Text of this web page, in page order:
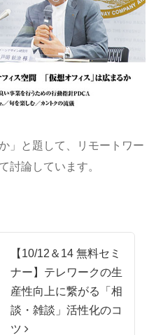
」と題して、リモートワー
討論しています。
ョン
【10/12＆14 無料セミ
ナー】テレワークの生
産性向上に繋がる「相
談・雑談」活性化のコ
ツ